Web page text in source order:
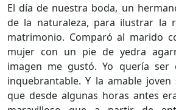
El día de nuestra boda, un
de la naturaleza, para ilustrar la
matrimonio. Comparó al marido
mujer con un pie de yedra
imagen me gustó. Yo quería ser
inquebrantable. Y la amable
que desde algunas horas antes